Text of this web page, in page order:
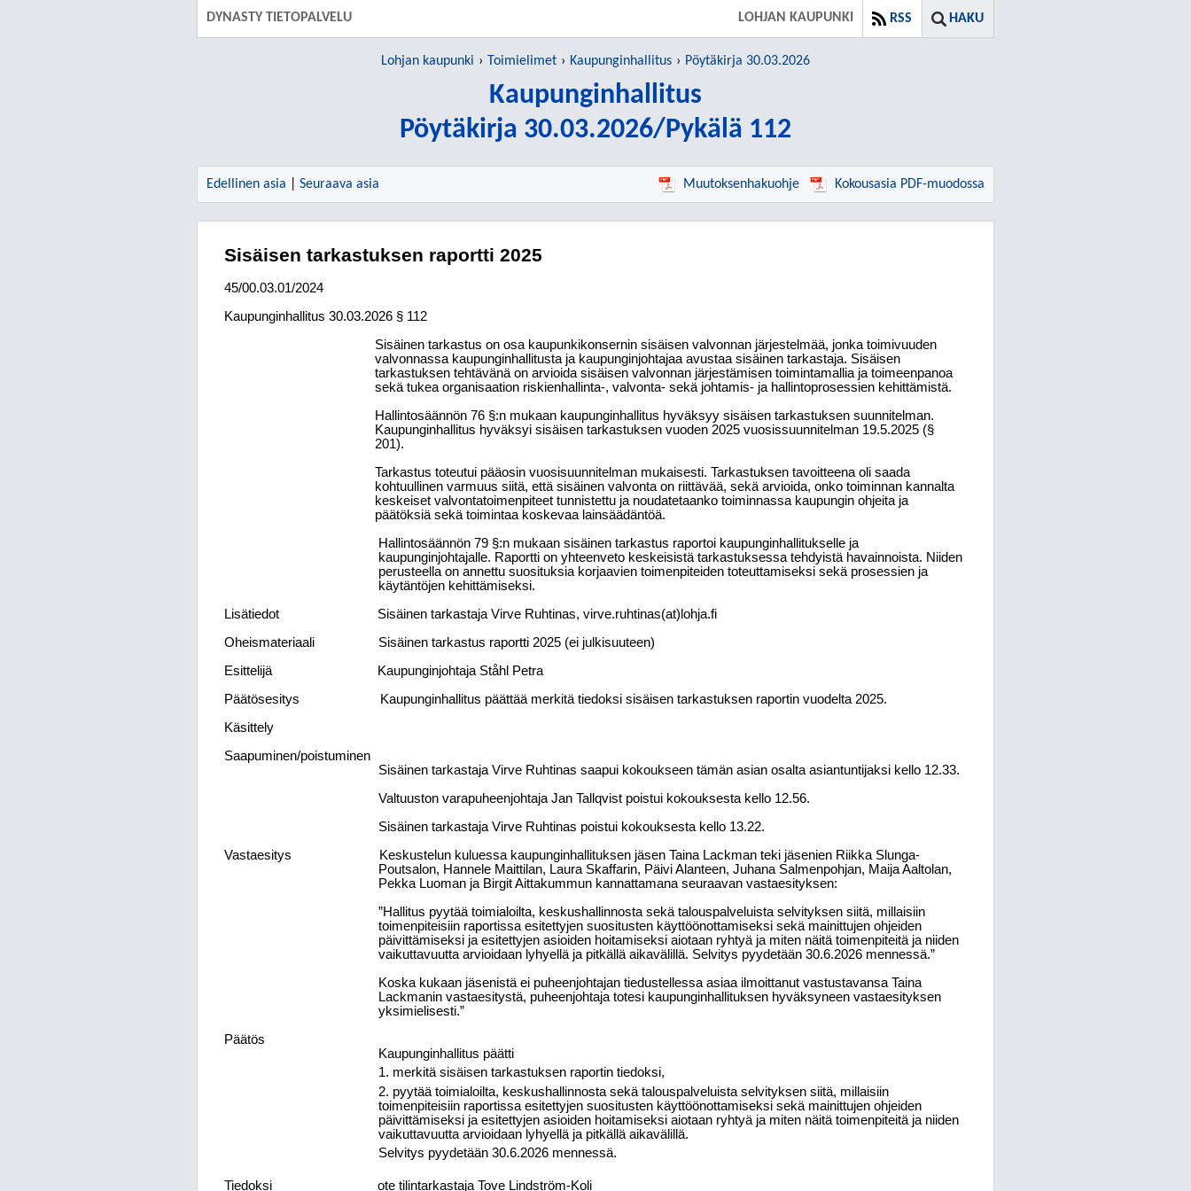
DYNASTY TIETOPALVELU HAKU
RSS
LOHJAN KAUPUNKI
Lohjan kaupunki Toimielimet Kaupunginhallitus Pöytäkirja 30.03.2026
Kaupunginhallitus
Pöytäkirja 30.03.2026/Pykälä 112
Edellinen asia Seuraava asia Muutoksenhakuohje Kokousasia PDF-muodossa
Sisäisen tarkastuksen raportti 2025
45/00.03.01/2024
Kaupunginhallitus 30.03.2026 § 112
Sisäinen tarkastus on osa kaupunkikonsernin sisäisen valvonnan järjestelmää, jonka toimivuuden
valvonnassa kaupunginhallitusta ja kaupunginjohtajaa avustaa sisäinen tarkastaja. Sisäisen
tarkastuksen tehtävänä on arvioida sisäisen valvonnan järjestämisen toimintamallia ja toimeenpanoa
sekä tukea organisaation riskienhallinta-, valvonta- sekä johtamis- ja hallintoprosessien kehittämistä.
Hallintosäännön 76 §:n mukaan kaupunginhallitus hyväksyy sisäisen tarkastuksen suunnitelman.
Kaupunginhallitus hyväksyi sisäisen tarkastuksen vuoden 2025 vuosissuunnitelman 19.5.2025 (§
201).
Tarkastus toteutui pääosin vuosisuunnitelman mukaisesti. Tarkastuksen tavoitteena oli saada
kohtuullinen varmuus siitä, että sisäinen valvonta on riittävää, sekä arvioida, onko toiminnan kannalta
keskeiset valvontatoimenpiteet tunnistettu ja noudatetaanko toiminnassa kaupungin ohjeita ja
päätöksiä sekä toimintaa koskevaa lainsäädäntöä.
Hallintosäännön 79 §:n mukaan sisäinen tarkastus raportoi kaupunginhallitukselle ja
kaupunginjohtajalle. Raportti on yhteenveto keskeisistä tarkastuksessa tehdyistä havainnoista. Niiden
perusteella on annettu suosituksia korjaavien toimenpiteiden toteuttamiseksi sekä prosessien ja
käytäntöjen kehittämiseksi.
Lisätiedot
Sisäinen tarkastaja Virve Ruhtinas, virve.ruhtinas(at)lohja.fi
Oheismateriaali
Sisäinen tarkastus raportti 2025 (ei julkisuuteen)
Esittelijä
Kaupunginjohtaja Ståhl Petra
Päätösesitys
Kaupunginhallitus päättää merkitä tiedoksi sisäisen tarkastuksen raportin vuodelta 2025.
Käsittely
Saapuminen/poistuminen
Sisäinen tarkastaja Virve Ruhtinas saapui kokoukseen tämän asian osalta asiantuntijaksi kello 12.33.
Valtuuston varapuheenjohtaja Jan Tallqvist poistui kokouksesta kello 12.56.
Sisäinen tarkastaja Virve Ruhtinas poistui kokouksesta kello 13.22.
Vastaesitys
Keskustelun kuluessa kaupunginhallituksen jäsen Taina Lackman teki jäsenien Riikka Slunga-
Poutsalon, Hannele Maittilan, Laura Skaffarin, Päivi Alanteen, Juhana Salmenpohjan, Maija Aaltolan,
Pekka Luoman ja Birgit Aittakummun kannattamana seuraavan vastaesityksen:
”Hallitus pyytää toimialoilta, keskushallinnosta sekä talouspalveluista selvityksen siitä, millaisiin
toimenpiteisiin raportissa esitettyjen suositusten käyttöönottamiseksi sekä mainittujen ohjeiden
päivittämiseksi ja esitettyjen asioiden hoitamiseksi aiotaan ryhtyä ja miten näitä toimenpiteitä ja niiden
vaikuttavuutta arvioidaan lyhyellä ja pitkällä aikavälillä. Selvitys pyydetään 30.6.2026 mennessä.”
Koska kukaan jäsenistä ei puheenjohtajan tiedustellessa asiaa ilmoittanut vastustavansa Taina
Lackmanin vastaesitystä, puheenjohtaja totesi kaupunginhallituksen hyväksyneen vastaesityksen
yksimielisesti.”
Päätös
Kaupunginhallitus päätti
1. merkitä sisäisen tarkastuksen raportin tiedoksi,
2. pyytää toimialoilta, keskushallinnosta sekä talouspalveluista selvityksen siitä, millaisiin
toimenpiteisiin raportissa esitettyjen suositusten käyttöönottamiseksi sekä mainittujen ohjeiden
päivittämiseksi ja esitettyjen asioiden hoitamiseksi aiotaan ryhtyä ja miten näitä toimenpiteitä ja niiden
vaikuttavuutta arvioidaan lyhyellä ja pitkällä aikavälillä.
Selvitys pyydetään 30.6.2026 mennessä.
Tiedoksi ote tilintarkastaja Tove Lindström-Koli